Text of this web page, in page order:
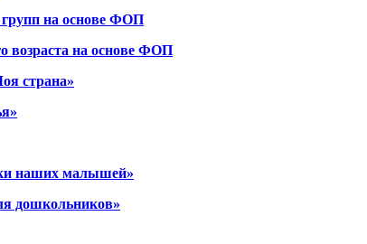
на основе ФОП
возраста на основе ФОП
страна»
наших малышей»
дошкольников»